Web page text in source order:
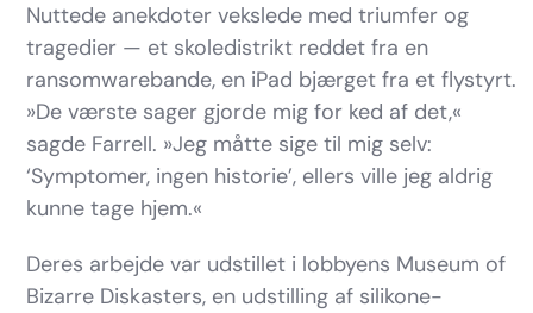
Nuttede anekdoter vekslede med triumfer og
tragedier — et skoledistrikt reddet fra en
ransomwarebande, en iPad bjærget fra et flystyrt.
»De værste sager gjorde mig for ked af det,«
sagde Farrell. »Jeg måtte sige til mig selv:
‘Symptomer, ingen historie’, ellers ville jeg aldrig
kunne tage hjem.«
Deres arbejde var udstillet i lobbyens Museum of
Bizarre Diskasters, en udstilling af silikone-